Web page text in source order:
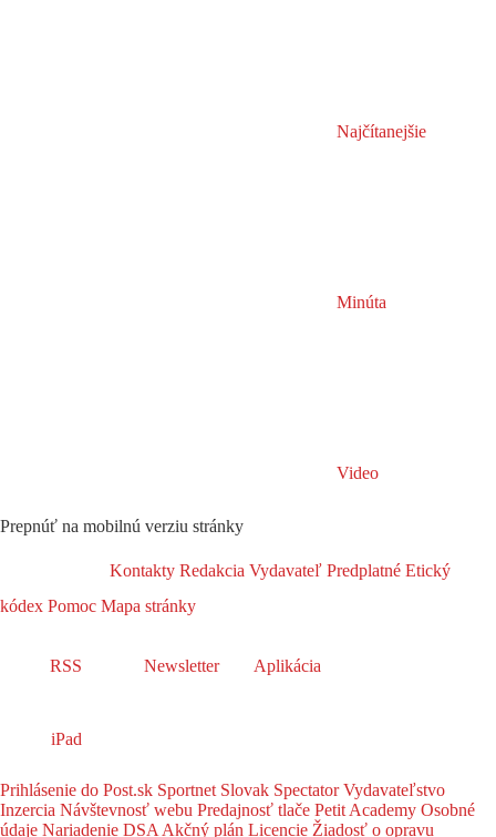
Najčítanejšie
Minúta
Video
Prepnúť na mobilnú verziu stránky
Kontakty Redakcia Vydavateľ Predplatné Etický
kódex Pomoc Mapa stránky
RSS Newsletter Aplikácia
iPad
Prihlásenie do Post.sk Sportnet Slovak SpectatorVydavateľstvo
Inzercia Návštevnosť webu Predajnosť tlače Petit Academy Osobné
údaje Nariadenie DSA Akčný plán Licencie Žiadosť o opravu